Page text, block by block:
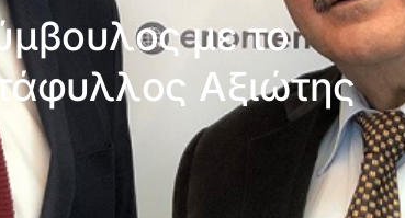
με το
Αξιώτης